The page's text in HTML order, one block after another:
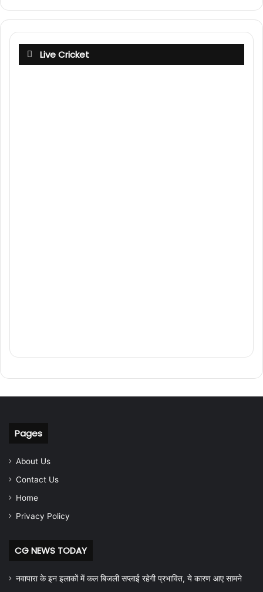
Live Cricket
Pages
About Us
Contact Us
Home
Privacy Policy
CG NEWS TODAY
नवापारा के इन इलाकों में कल बिजली सप्लाई रहेगी प्रभावित, ये कारण आए सामने